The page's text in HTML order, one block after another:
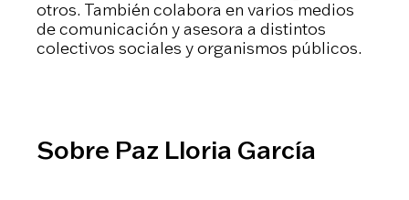
otros. También colabora en varios medios
de comunicación y asesora a distintos
colectivos sociales y organismos públicos.
Sobre Paz Lloria García